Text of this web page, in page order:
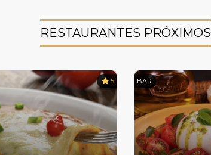
RESTAURANTES PRÓXIMOS
5 BAR